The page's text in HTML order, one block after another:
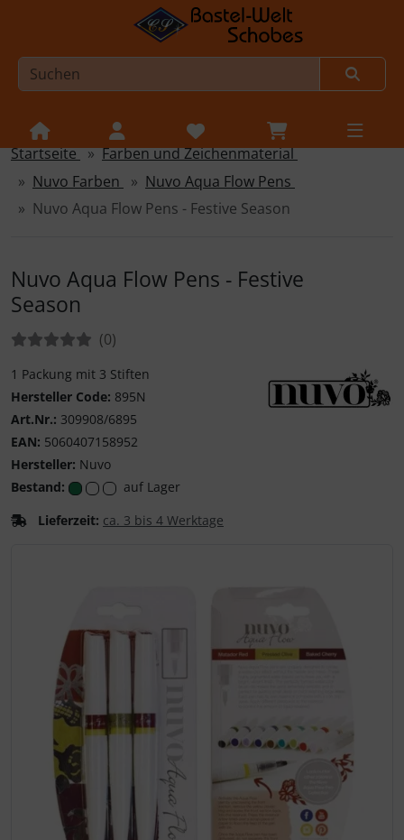
Sprungnavigation
Springe zur Navigation
Springe zum Inhalt
Springe zu den allgemeinen Informationen
Startseite
Farben und Zeichenmaterial
Nuvo Farben
Nuvo Aqua Flow Pens
Nuvo Aqua Flow Pens - Festive Season
Nuvo Aqua Flow Pens - Festive
Season
Bewertungen:(0Bewertungen
)
1 Packung mit 3 Stiften
Hersteller Code: 895N
Art.Nr.: 309908/6895
EAN: 5060407158952
Hersteller: Nuvo
Bestand:
auf Lager
Lieferzeit: ca. 3 bis 4 Werktage